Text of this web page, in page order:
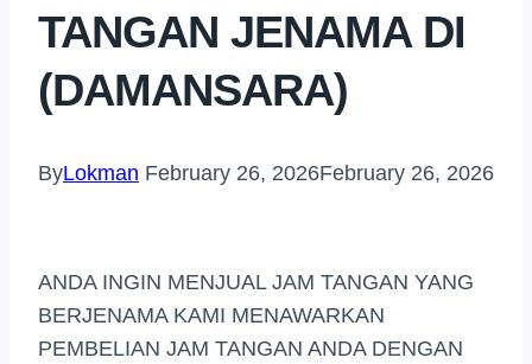
TANGAN JENAMA DI
(DAMANSARA)
ByLokman February 26, 2026February 26, 2026
ANDA INGIN MENJUAL JAM TANGAN YANG
BERJENAMA KAMI MENAWARKAN
PEMBELIAN JAM TANGAN ANDA DENGAN